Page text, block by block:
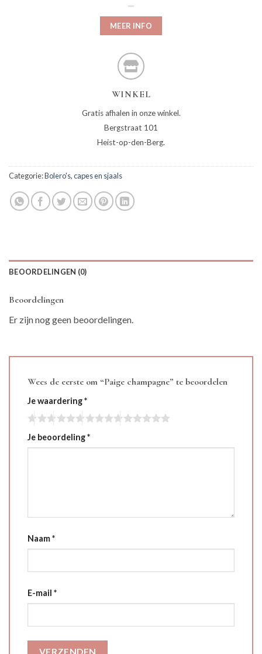
MEER INFO
WINKEL
Gratis afhalen in onze winkel.
Bergstraat 101
Heist-op-den-Berg.
Categorie:Bolero's, capes en sjaals
BEOORDELINGEN (0)
Beoordelingen
Er zijn nog geen beoordelingen.
Wees de eerste om “Paige champagne” te beoordelen
Je waardering*
Je beoordeling*
Naam*
E-mail *